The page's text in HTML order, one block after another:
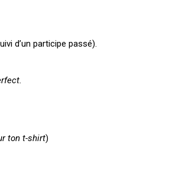
d’un participe passé).
ton t-shirt)